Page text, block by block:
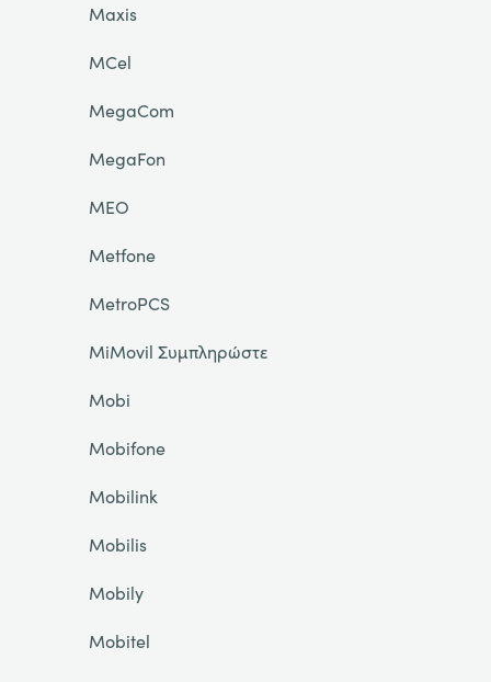
Maxis
MCel
MegaCom
MegaFon
MEO
Metfone
MetroPCS
MiMovil Συμπληρώστε
Mobi
Mobifone
Mobilink
Mobilis
Mobily
Mobitel